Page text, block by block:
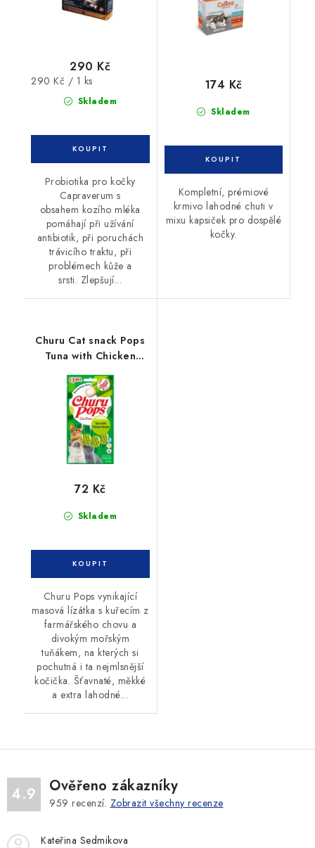
Skladem
290 Kč
Měrná
290 Kč / 1 ks
Probiotika pro kočky
Capraverum s
obsahem kozího mléka
pomáhají při užívání
antibiotik, při poruchách
trávicího traktu, při
problémech kůže a
srsti. Zlepšují...
Skladem
174 Kč
Kompletní, prémiové
krmivo lahodné chuti v
mixu kapsiček pro dospělé
kočky.
Churu Cat snack Pops
Tuna with Chicken
4x15g
Skladem
72 Kč
Churu Pops vynikající
masová lízátka s kuřecím z
farmářského chovu a
divokým mořským
tuňákem, na kterých si
pochutná i ta nejmlsnější
kočička. Šťavnaté, měkké
a extra lahodné...
4.9 Ověřeno zákazníky
959 recenzí. Zobrazit všechny recenze
Kateřina Sedmikova